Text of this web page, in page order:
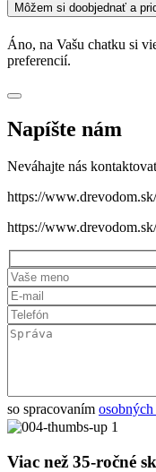
Môžem si doobjednať a
Áno, na Vašu chatku si
preferencií.
Napíšte nám
Neváhajte nás
https://
https://
so spracovaním
Viac než 35-ročné